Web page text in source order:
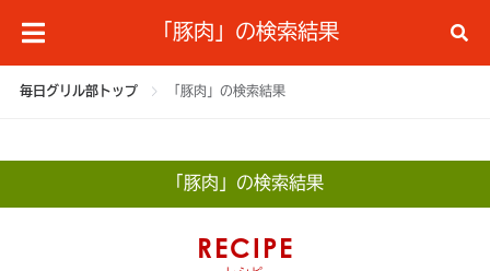
「豚肉」の検索結果
毎日グリル部トップ 「豚肉」の検索結果
「豚肉」の検索結果
RECIPE